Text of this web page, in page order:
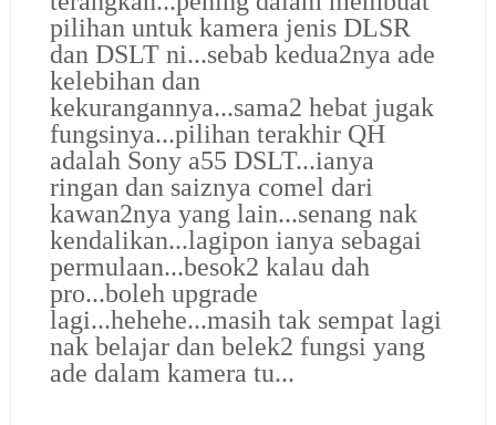
pilihan untuk kamera jenis DLSR
dan DSLT ni...sebab kedua2nya ade
kelebihan dan
kekurangannya...sama2 hebat jugak
fungsinya...pilihan terakhir QH
adalah Sony a55 DSLT...ianya
ringan dan saiznya comel dari
kawan2nya yang lain...senang nak
kendalikan...lagipon ianya sebagai
permulaan...besok2 kalau dah
pro...boleh upgrade
lagi...hehehe...masih tak sempat lagi
nak belajar dan belek2 fungsi yang
ade dalam kamera tu...